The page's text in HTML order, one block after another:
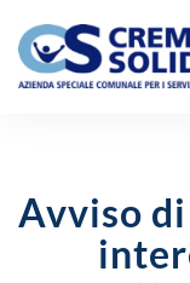
Avviso